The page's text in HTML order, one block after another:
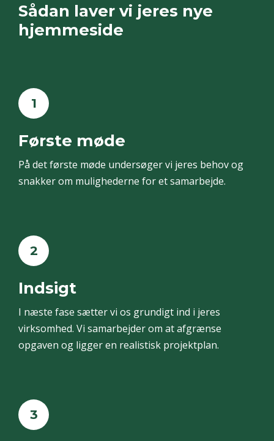
Sådan laver vi jeres nye
hjemmeside
1
Første møde
På det første møde undersøger vi jeres behov og
snakker om mulighederne for et samarbejde.
2
Indsigt
I næste fase sætter vi os grundigt ind i jeres
virksomhed. Vi samarbejder om at afgrænse
opgaven og ligger en realistisk projektplan.
3